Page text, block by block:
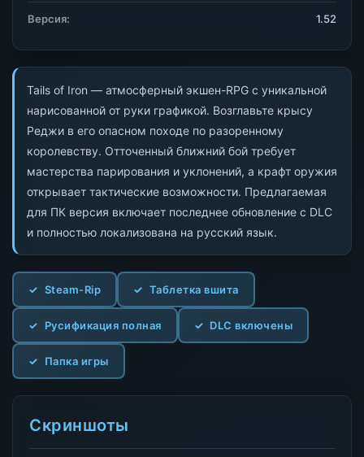
Tails of Iron — атмосферный экшен-RPG с уникальной
нарисованной от руки графикой. Возглавьте крысу
Реджи в его опасном походе по разоренному
королевству. Отточенный ближний бой требует
мастерства парирования и уклонений, а крафт оружия
открывает тактические возможности. Предлагаемая
для ПК версия включает последнее обновление с DLC
и полностью локализована на русский язык.
Steam-Rip Таблетка вшита
Русификация полная DLC включены
Папка игры
Скриншоты
Версия: 1.52